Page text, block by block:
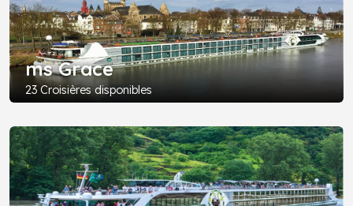
ms Grace
23 Croisières disponibles